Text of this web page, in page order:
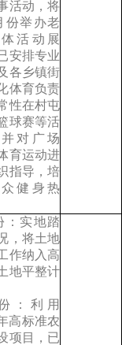
活动，将
份举办老
活动展
安排专业
各乡镇街
体育负责
性在村屯
球赛等活
对广场
育运动进
指导，培
健身热
：实地踏
，将土地
作纳入高
地平整计
：利用
高标准农
项目，已